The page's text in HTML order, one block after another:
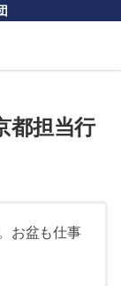
都担当行
お盆も仕事